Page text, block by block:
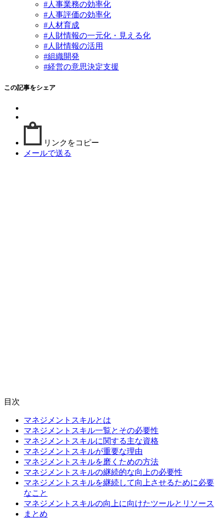
#人事業務の効率化
#人事評価の効率化
#人材育成
#人財情報の一元化・見える化
#人財情報の活用
#組織開発
#経営の意思決定支援
この記事をシェア
リンクをコピー
メールで送る
目次
マネジメントスキルとは
マネジメントスキル一覧とその必要性
マネジメントスキルに関する主な資格
マネジメントスキルが重要な理由
マネジメントスキルを磨くための方法
マネジメントスキルの継続的な向上の必要性
マネジメントスキルを継続して向上させるために必要
なこと
マネジメントスキルの向上に向けたツールとリソース
まとめ